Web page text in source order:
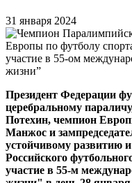
31 января 2024
Президент Федерации
церебральному
Потехин, чемпион
Манжос и
устойчивому развитию
Российского
участие в 55-м